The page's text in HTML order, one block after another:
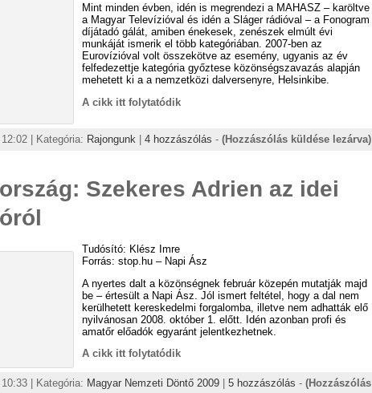
Mint minden évben, idén is megrendezi a MAHASZ – karöltve
a Magyar Televízióval és idén a Sláger rádióval – a Fonogram
díjátadó gálát, amiben énekesek, zenészek elmúlt évi
munkáját ismerik el több kategóriában. 2007-ben az
Eurovízióval volt összekötve az esemény, ugyanis az év
felfedezettje kategória győztese közönségszavazás alapján
mehetett ki a a nemzetközi dalversenyre, Helsinkibe.
A cikk itt folytatódik
| Kategória: Rajongunk 4 hozzászólás - (Hozzászólás küldése lezárva)
Szekeres Adrien az idei
Tudósító: Klész Imre
Forrás: stop.hu – Napi Ász
A nyertes dalt a közönségnek február közepén mutatják majd
be – értesült a Napi Ász. Jól ismert feltétel, hogy a dal nem
kerülhetett kereskedelmi forgalomba, illetve nem adhatták elő
nyilvánosan 2008. október 1. előtt. Idén azonban profi és
amatőr előadók egyaránt jelentkezhetnek.
A cikk itt folytatódik
| Kategória: Magyar Nemzeti Döntő 2009 5 hozzászólás - (Hozzászólás